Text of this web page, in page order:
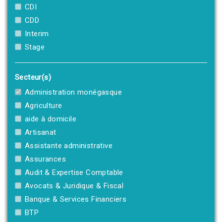
CDI
CDD
Interim
Stage
Secteur(s)
Administration monégasque
Agriculture
aide à domicile
Artisanat
Assistante administrative
Assurances
Audit & Expertise Comptable
Avocats & Juridique & Fiscal
Banque & Services Financiers
BTP